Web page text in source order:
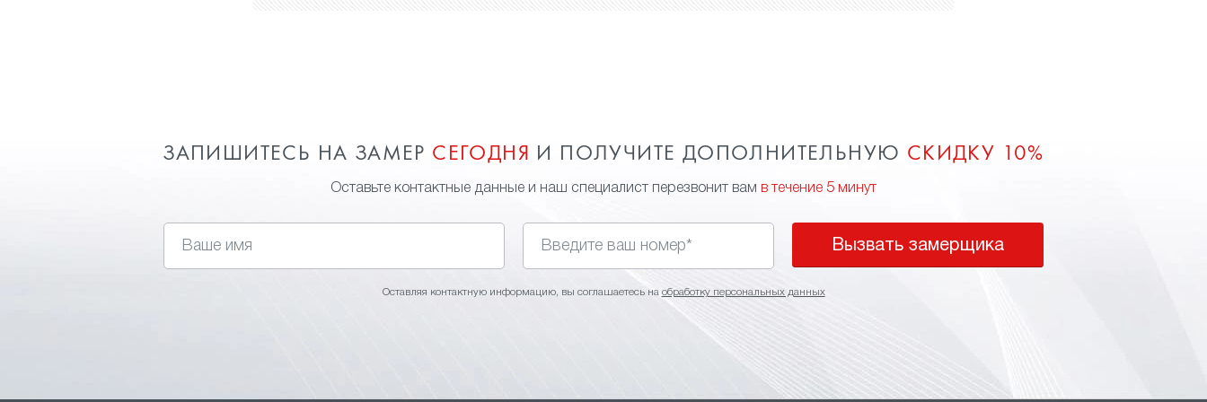
ЗАПИШИТЕСЬ НА ЗАМЕР СЕГОДНЯ И ПОЛУЧИТЕ ДОПОЛНИТЕЛЬНУЮ СКИДКУ 10%
Оставьте контактные данные и наш специалист перезвонит вам в течение 5 минут
Вызвать замерщика
Оставляя контактную информацию, вы соглашаетесь на обработку персональных данных